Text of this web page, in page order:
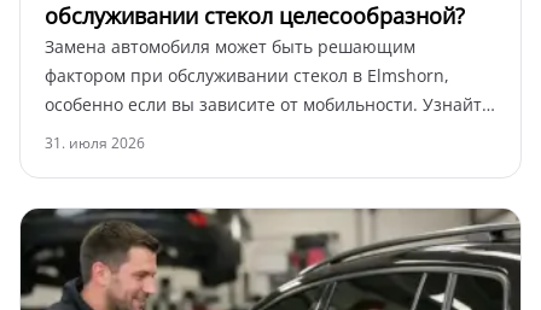
обслуживании стекол целесообразной?
Замена автомобиля может быть решающим
фактором при обслуживании стекол в Elmshorn,
особенно если вы зависите от мобильности. Узнайте,
когда это имеет смысл и на что следует обратить
31. июля 2026